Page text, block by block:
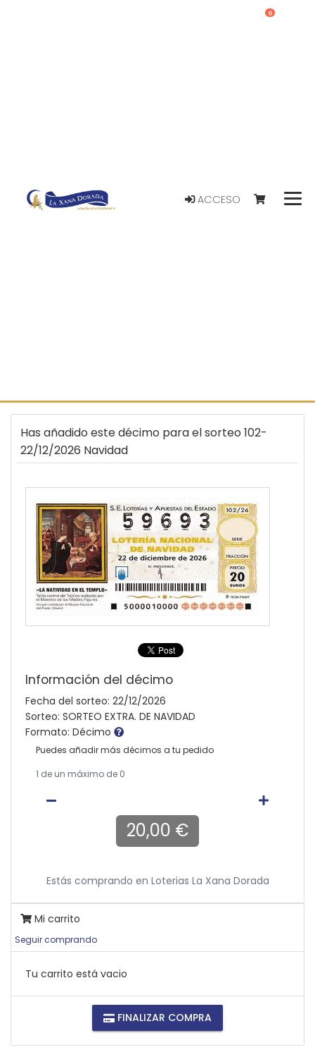
ACCESO
0
Has añadido este décimo para el sorteo 102-
22/12/2026 Navidad
Información del décimo
Fecha del sorteo: 22/12/2026
Sorteo: SORTEO EXTRA. DE NAVIDAD
Formato: Décimo
Puedes añadir más décimos a tu pedido
1 de un máximo de 0
20,00 €
Estás comprando en Loterias La Xana Dorada
Mi carrito
Seguir comprando
Tu carrito está vacio
FINALIZAR COMPRA